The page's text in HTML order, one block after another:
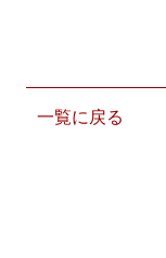
一覧に戻る